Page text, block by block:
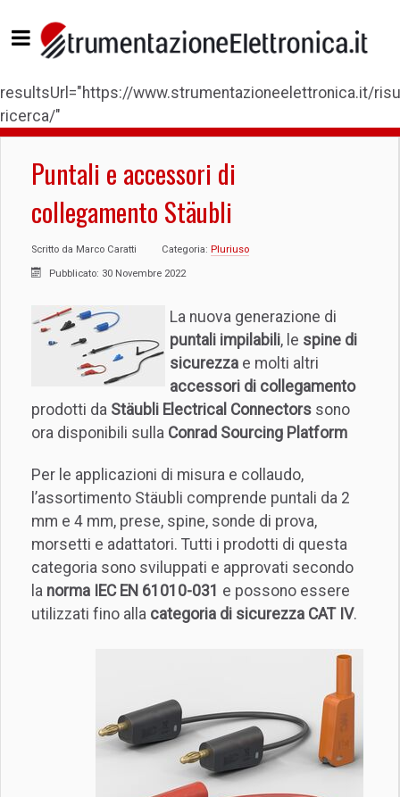
resultsUrl="https://www.strumentazioneelettronica.it/
ricerca/"
Puntali e accessori di
collegamento Stäubli
Scritto da Marco Caratti Categoria: Pluriuso
Pubblicato: 30 Novembre 2022
La nuova generazione di
puntali impilabili, le spine di
sicurezza e molti altri
accessori di collegamento
prodotti da Stäubli Electrical Connectors sono
ora disponibili sulla Conrad Sourcing Platform
Per le applicazioni di misura e collaudo,
l’assortimento Stäubli comprende puntali da 2
mm e 4 mm, prese, spine, sonde di prova,
morsetti e adattatori. Tutti i prodotti di questa
categoria sono sviluppati e approvati secondo
la norma IEC EN 61010-031 e possono essere
utilizzati fino alla categoria di sicurezza CAT IV.